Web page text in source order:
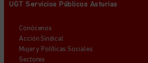
UGT Servicios Públicos Asturias
Conócenos
Acción Sindical
Mujer y Políticas Sociales
Sectores